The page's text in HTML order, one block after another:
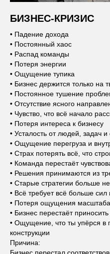
БИЗНЕС-КРИЗИС
• Падение дохода
• Постоянный хаос
• Распад команды
• Потеря энергии
• Ощущение тупика
• Бизнес держится только на
• Постоянное тушение
• Отсутствие ясного
• Чувство, что всё начало
• Потеря интереса к бизнесу
• Усталость от людей, задач и
• Ощущение перегруза и
• Страх потерять всё, что
• Команда перестаёт
• Решения принимаются из
• Старые стратегии больше
• Всё требует всё больше
• Потеря ощущения
• Бизнес перестаёт
• Ощущение, что ты упёрся в
конструкции
Причина: